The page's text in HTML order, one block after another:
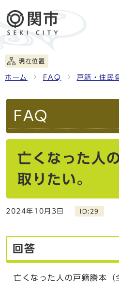
現在位置
ホーム FAQ 戸籍・住民
FAQ
亡くなった人
取りたい。
2024年10月3日 ID:29
回答
亡くなった人の戸籍謄本（